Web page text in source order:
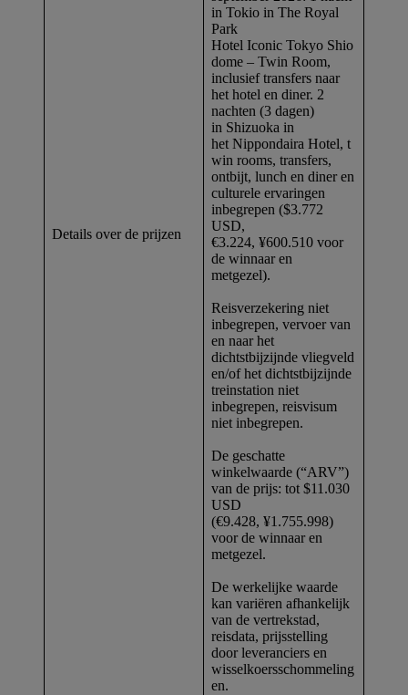
Details over de prijzen
in Tokio in The Royal
Park
Hotel Iconic Tokyo Shio
dome – Twin Room,
inclusief transfers naar
het hotel en diner. 2
nachten (3 dagen)
in Shizuoka in
het Nippondaira Hotel, t
win rooms, transfers,
ontbijt, lunch en diner en
culturele ervaringen
inbegrepen ($3.772
USD,
€3.224, ¥600.510 voor
de winnaar en
metgezel).
Reisverzekering niet
inbegrepen, vervoer van
en naar het
dichtstbijzijnde vliegveld
en/of het dichtstbijzijnde
treinstation niet
inbegrepen, reisvisum
niet inbegrepen.
De geschatte
winkelwaarde (“ARV”)
van de prijs: tot $11.030
USD
(€9.428, ¥1.755.998)
voor de winnaar en
metgezel.
De werkelijke waarde
kan variëren afhankelijk
van de vertrekstad,
reisdata, prijsstelling
door leveranciers en
wisselkoersschommeling
en.